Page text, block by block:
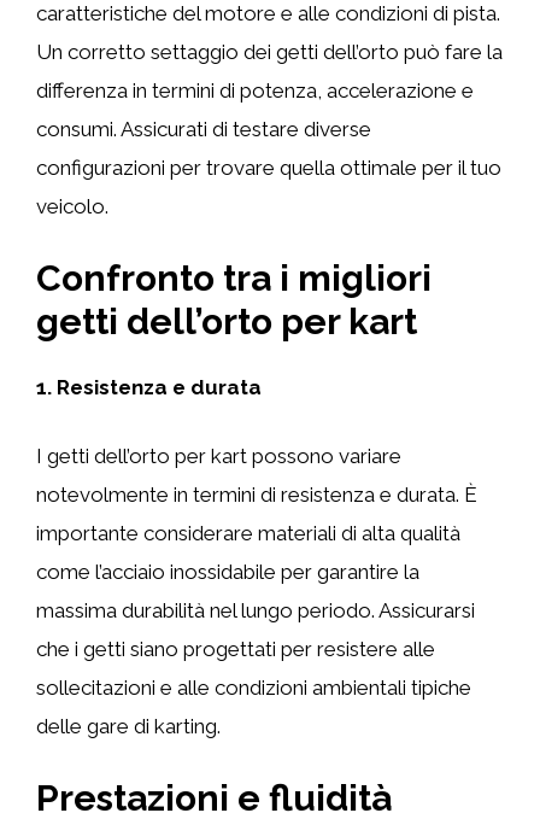
caratteristiche del motore e alle condizioni di pista.
Un corretto settaggio dei getti dell’orto può fare la
differenza in termini di potenza, accelerazione e
consumi. Assicurati di testare diverse
configurazioni per trovare quella ottimale per il tuo
veicolo.
Confronto tra i migliori
getti dell’orto per kart
1. Resistenza e durata
I getti dell’orto per kart possono variare
notevolmente in termini di resistenza e durata. È
importante considerare materiali di alta qualità
come l’acciaio inossidabile per garantire la
massima durabilità nel lungo periodo. Assicurarsi
che i getti siano progettati per resistere alle
sollecitazioni e alle condizioni ambientali tipiche
delle gare di karting.
Prestazioni e fluidità